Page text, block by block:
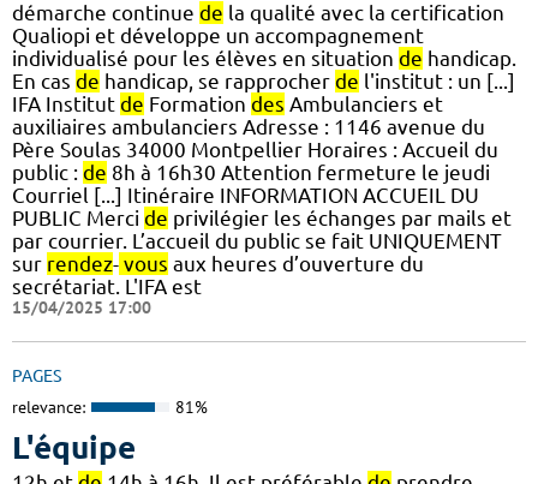
démarche continue de la qualité avec la certification
Qualiopi et développe un accompagnement
individualisé pour les élèves en situation de handicap.
En cas de handicap, se rapprocher de l'institut : un [...]
IFA Institut de Formation des Ambulanciers et
auxiliaires ambulanciers Adresse : 1146 avenue du
Père Soulas 34000 Montpellier Horaires : Accueil du
public : de 8h à 16h30 Attention fermeture le jeudi
Courriel [...] Itinéraire INFORMATION ACCUEIL DU
PUBLIC Merci de privilégier les échanges par mails et
par courrier. L’accueil du public se fait UNIQUEMENT
sur rendez- vous aux heures d’ouverture du
secrétariat. L'IFA est
15/04/2025 17:00
PAGES
relevance: 81%
L'équipe